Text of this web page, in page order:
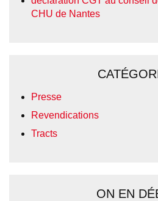
CHU de Nantes
Presse
Revendications
Tracts
ON EN